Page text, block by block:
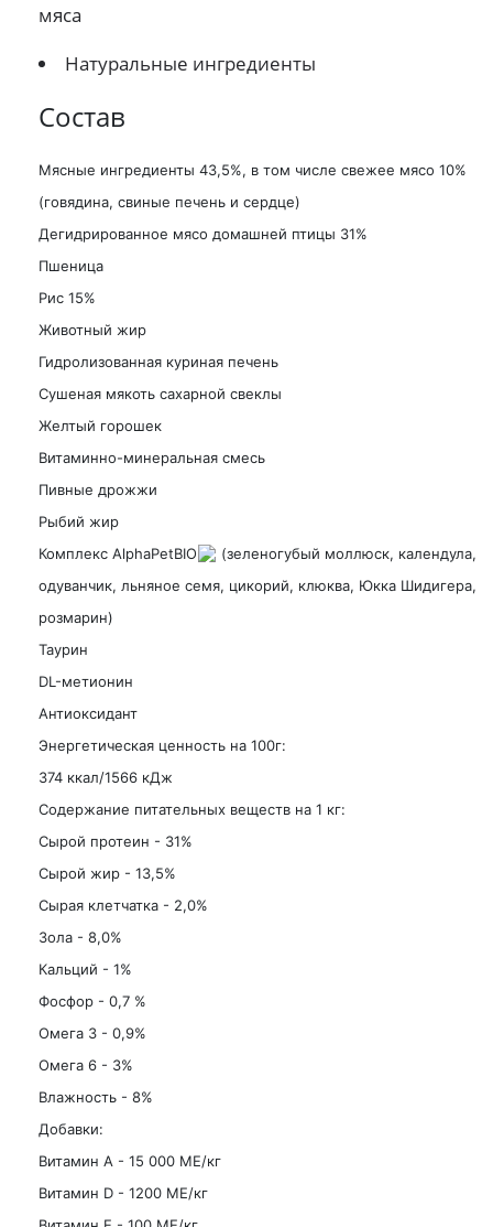
мяса
Натуральные ингредиенты
Состав
Мясные ингредиенты 43,5%, в том числе свежее мясо 10%
(говядина, свиные печень и сердце)
Дегидрированное мясо домашней птицы 31%
Пшеница
Рис 15%
Животный жир
Гидролизованная куриная печень
Сушеная мякоть сахарной свеклы
Желтый горошек
Витаминно-минеральная смесь
Пивные дрожжи
Рыбий жир
Комплекс AlphaPetBIO
(зеленогубый моллюск, календула,
одуванчик, льняное семя, цикорий, клюква, Юкка Шидигера,
розмарин)
Таурин
DL-метионин
Антиоксидант
Энергетическая ценность на 100г:
374 ккал/1566 кДж
Содержание питательных веществ на 1 кг:
Сырой протеин - 31%
Сырой жир - 13,5%
Сырая клетчатка - 2,0%
Зола - 8,0%
Кальций - 1%
Фосфор - 0,7 %
Омега 3 - 0,9%
Омега 6 - 3%
Влажность - 8%
Добавки:
Витамин А - 15 000 МЕ/кг
Витамин D - 1200 МЕ/кг